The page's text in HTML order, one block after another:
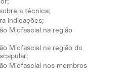
a técnica;⁠
indicações;
Miofascial na região
Miofascial na região do
Miofascial nos membros